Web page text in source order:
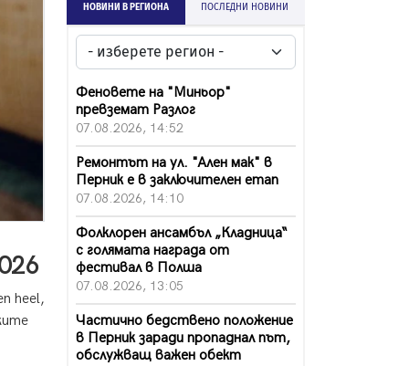
heel,
НОВИНИ В РЕГИОНА ПОСЛЕДНИ НОВИНИ
Феновете на "Миньор"
превземат Разлог
07.08.2026, 14:52
Ремонтът на ул. "Ален мак" в
Перник е в заключителен етап
07.08.2026, 14:10
Фолклорен ансамбъл „Кладница“
с голямата награда от
фестивал в Полша
07.08.2026, 13:05
Частично бедствено положение
в Перник заради пропаднал път,
обслужващ важен обект